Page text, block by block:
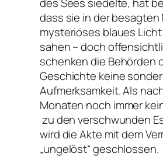
dass sie in der besagten
mysteriöses blaues Licht
sahen – doch
schenken die Behörden
Geschichte keine
Aufmerksamkeit. Als
Monaten noch immer
zu den verschwunden
wird die Akte mit dem
„ungelöst“ geschlossen.